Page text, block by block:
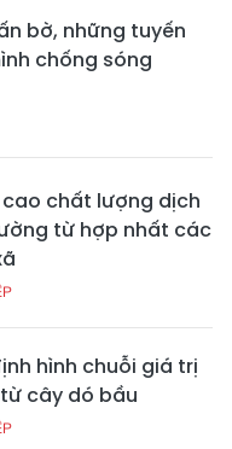
bờ, những tuyến
chống sóng
cao chất lượng dịch
từ hợp nhất các
hình chuỗi giá trị
cây dó bầu